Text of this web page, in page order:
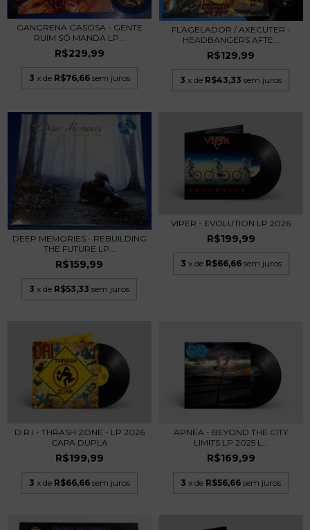
GANGRENA GASOSA - GENTE
RUIM SÓ MANDA LP...
R$229,99
3 x de R$76,66 sem juros
FLAGELADOR / AXECUTER -
HEADBANGERS AFTE...
R$129,99
3 x de R$43,33 sem juros
DEEP MEMORIES - REBUILDING
THE FUTURE LP...
R$159,99
3 x de R$53,33 sem juros
VIPER - EVOLUTION LP 2026
R$199,99
3 x de R$66,66 sem juros
D.R.I - THRASH ZONE - LP 2026
CAPA DUPLA
R$199,99
3 x de R$66,66 sem juros
APNEA - BEYOND THE CITY
LIMITS LP 2025 L...
R$169,99
3 x de R$56,66 sem juros